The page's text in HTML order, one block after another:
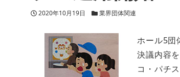
投稿日
2020年10月19日 カテゴリー
業界団体関連
ホール5団
決議内容
コ・パチ